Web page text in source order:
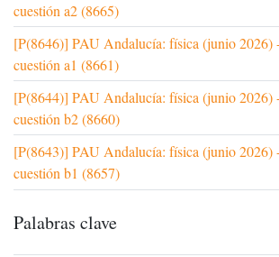
cuestión a2 (8665)
[P(8646)] PAU Andalucía: física (junio 2026)
cuestión a1 (8661)
[P(8644)] PAU Andalucía: física (junio 2026)
cuestión b2 (8660)
[P(8643)] PAU Andalucía: física (junio 2026)
cuestión b1 (8657)
Palabras clave